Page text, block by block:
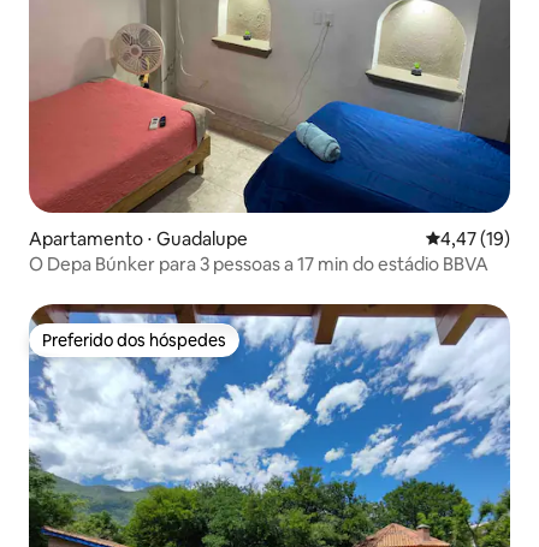
Apartamento ⋅ Guadalupe 4,47 de uma
4,47 (19)
O Depa Búnker para 3 pessoas a 17 min do estádio BBVA
Preferido dos hóspedes
Preferido dos hóspedes